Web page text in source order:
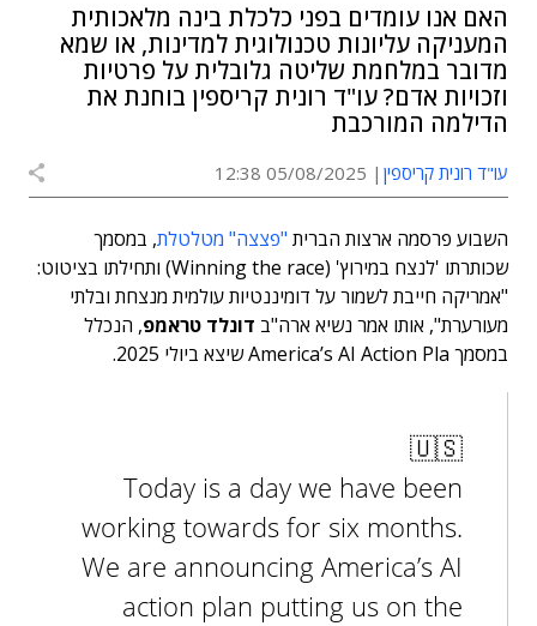
האם אנו עומדים בפני כלכלת בינה מלאכותית
המעניקה עליונות טכנולוגית למדינות, או שמא
מדובר במלחמת שליטה גלובלית על פרטיות
וזכויות אדם? עו"ד רונית קריספין בוחנת את
הדילמה המורכבת
עו"ד רונית קריספין 05/08/2025 12:38
השבוע פרסמה ארצות הברית "פצצה" מטלטלת, במסמך
שכותרתו 'לנצח במירוץ' (Winning the race) ותחילתו בציטוט:
"אמריקה חייבת לשמור על דומיננטיות עולמית מנצחת ובלתי
מעורערת", אותו אמר נשיא ארה"ב דונלד טראמפ, הנכלל
במסמך America’s AI Action Pla שיצא ביולי 2025.
🇺🇸
Today is a day we have been
working towards for six months.
We are announcing America’s AI
action plan putting us on the